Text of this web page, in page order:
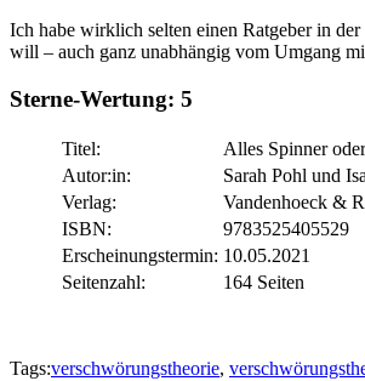
Ich habe wirklich selten einen Ratgeber in
will – auch ganz unabhängig vom Umgang
Sterne-Wertung: 5
Titel:
Alles Spinner
Autor:in:
Sarah Pohl und
Verlag:
Vandenhoeck &
ISBN:
9783525405529
Erscheinungstermin: 10.05.2021
Seitenzahl:
164 Seiten
Tags:verschwörungstheorie,